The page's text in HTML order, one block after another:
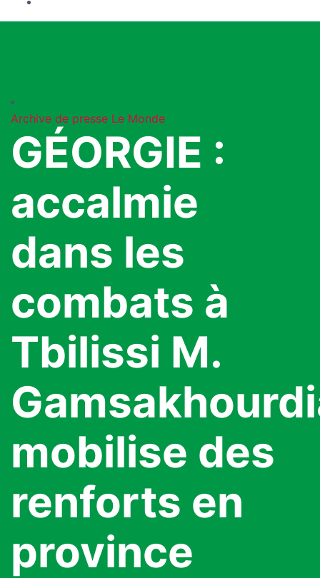
Archive de presse Le Monde
GÉORGIE :
accalmie
dans les
combats à
Tbilissi M.
mobilise des
renforts en
province